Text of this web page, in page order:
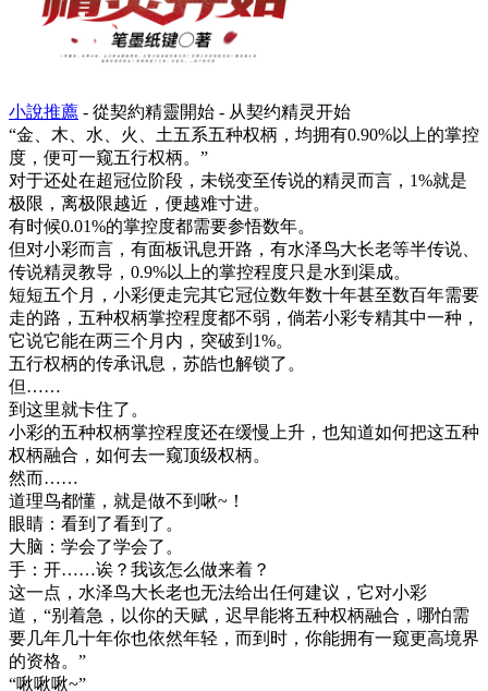
小說推薦 - 從契約精靈開始 - 从契约精灵开始
“金、木、水、火、土五系五种权柄，均拥有0.90%以上的掌控
度，便可一窥五行权柄。”
对于还处在超冠位阶段，未锐变至传说的精灵而言，1%就是
极限，离极限越近，便越难寸进。
有时候0.01%的掌控度都需要参悟数年。
但对小彩而言，有面板讯息开路，有水泽鸟大长老等半传说、
传说精灵教导，0.9%以上的掌控程度只是水到渠成。
短短五个月，小彩便走完其它冠位数年数十年甚至数百年需要
走的路，五种权柄掌控程度都不弱，倘若小彩专精其中一种，
它说它能在两三个月内，突破到1%。
五行权柄的传承讯息，苏皓也解锁了。
但……
到这里就卡住了。
小彩的五种权柄掌控程度还在缓慢上升，也知道如何把这五种
权柄融合，如何去一窥顶级权柄。
然而……
道理鸟都懂，就是做不到啾~！
眼睛：看到了看到了。
大脑：学会了学会了。
手：开……诶？我该怎么做来着？
这一点，水泽鸟大长老也无法给出任何建议，它对小彩
道，“别着急，以你的天赋，迟早能将五种权柄融合，哪怕需
要几年几十年你也依然年轻，而到时，你能拥有一窥更高境界
的资格。”
“啾啾啾~”